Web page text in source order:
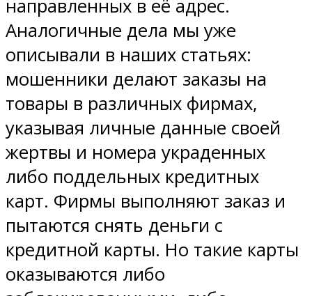
направленных в её адрес.
Аналогичные дела мы уже
описывали в наших статьях:
мошенники делают заказы на
товары в различных фирмах,
указывая личные данные своей
жертвы и номера украденных
либо поддельных кредитных
карт. Фирмы выполняют заказ и
пытаются снять деньги с
кредитной карты. Но такие карты
оказываются либо